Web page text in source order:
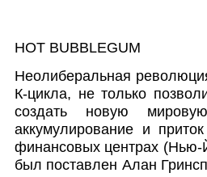
HOT BUBBLEGUM
Неолиберальная
К-цикла, не только
создать новую
аккумулирование и
финансовых центрах
был поставлен Алан